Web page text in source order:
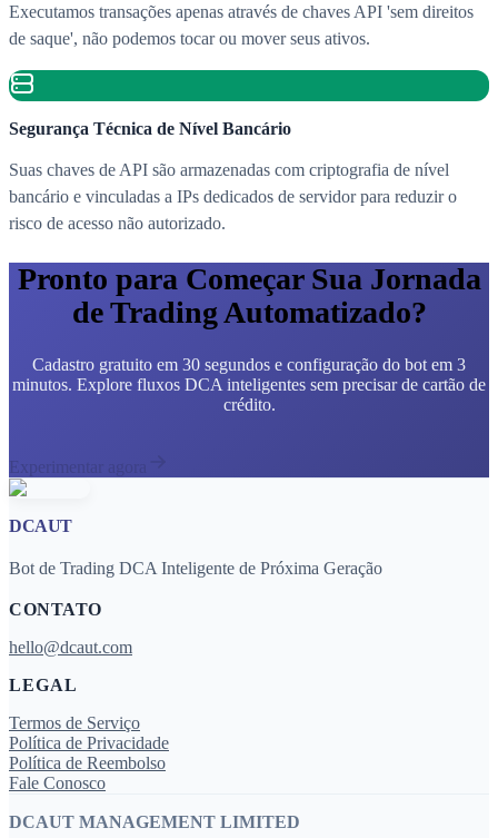
Executamos transações apenas através de chaves API 'sem direitos
de saque', não podemos tocar ou mover seus ativos.
Segurança Técnica de Nível Bancário
Suas chaves de API são armazenadas com criptografia de nível
bancário e vinculadas a IPs dedicados de servidor para reduzir o
risco de acesso não autorizado.
Pronto para Começar Sua Jornada
de Trading Automatizado?
Cadastro gratuito em 30 segundos e configuração do bot em 3
minutos. Explore fluxos DCA inteligentes sem precisar de cartão de
crédito.
Experimentar agora
DCAUT
Bot de Trading DCA Inteligente de Próxima Geração
CONTATO
hello@dcaut.com
LEGAL
Termos de Serviço
Política de Privacidade
Política de Reembolso
Fale Conosco
DCAUT MANAGEMENT LIMITED